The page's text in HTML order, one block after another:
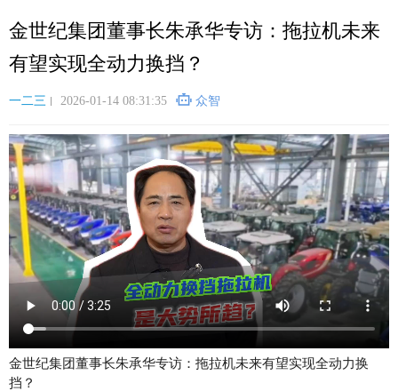
转
主
内
金世纪集团董事长朱承华专访：拖拉机未来
有望实现全动力换挡？
一二三 2026-01-14 08:31:35 众智
金世纪集团董事长朱承华专访：拖拉机未来有望实现全动力换
挡？